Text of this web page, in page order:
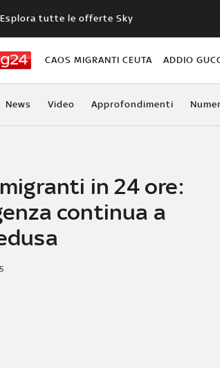
Esplora tutte le offerte Sky
CAOS MIGRANTI CEUTA ADDIO
News Video Approfondimenti
in 24 ore:
continua a